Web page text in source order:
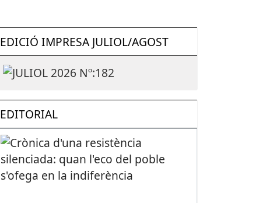
EDICIÓ IMPRESA JULIOL/AGOST
EDITORIAL